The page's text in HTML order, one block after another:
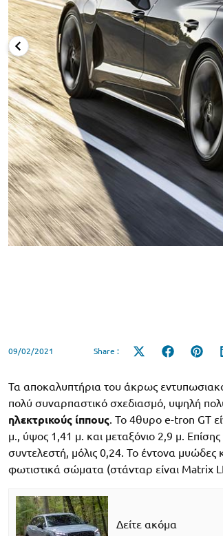
09/02/2021 Share :
Share
Share
Τα αποκαλυπτήρια του άκρως
πολύ συναρπαστικό σχεδιασμό, υψηλή
ηλεκτρικούς ίππους. Το 4θυρο e-tron GT
μ., ύψος 1,41 μ. και μεταξόνιο 2,9 μ. Επίσης
συντελεστή, μόλις 0,24. Το έντονα
φωτιστικά σώματα (στάνταρ είναι Matrix
Δείτε ακόμα